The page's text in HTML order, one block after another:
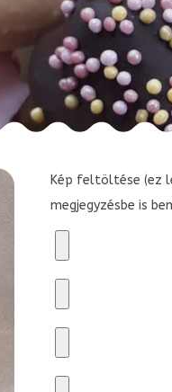
Kép feltöltése (ez
megjegyzésbe is